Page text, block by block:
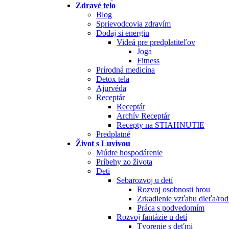
Zdravé telo
Blog
Sprievodcovia zdravím
Dodaj si energiu
Videá pre predplatiteľov
Joga
Fitness
Prírodná medicína
Detox tela
Ajurvéda
Receptár
Receptár
Archív Receptár
Recepty na STIAHNUTIE
Predplatné
Život s Luvivou
Múdre hospodárenie
Príbehy zo života
Deti
Sebarozvoj u detí
Rozvoj osobnosti hrou
Zrkadlenie vzťahu dieťa/
Práca s podvedomím
Rozvoj fantázie u detí
Tvorenie s deťmi